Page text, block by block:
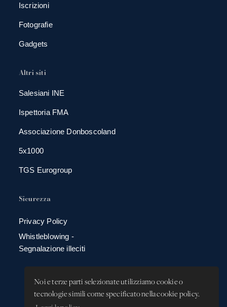
Noi e terze parti selezionate utilizziamo cookie o
tecnologie simili come specificato nella cookie policy.
Iscrizioni
Fotografie
Gadgets
Altri siti
Salesiani INE
Ispettoria FMA
Associazione Donboscoland
5x1000
TGS Eurogroup
Sicurezza
Privacy Policy
Whistleblowing -
Segnalazione illeciti